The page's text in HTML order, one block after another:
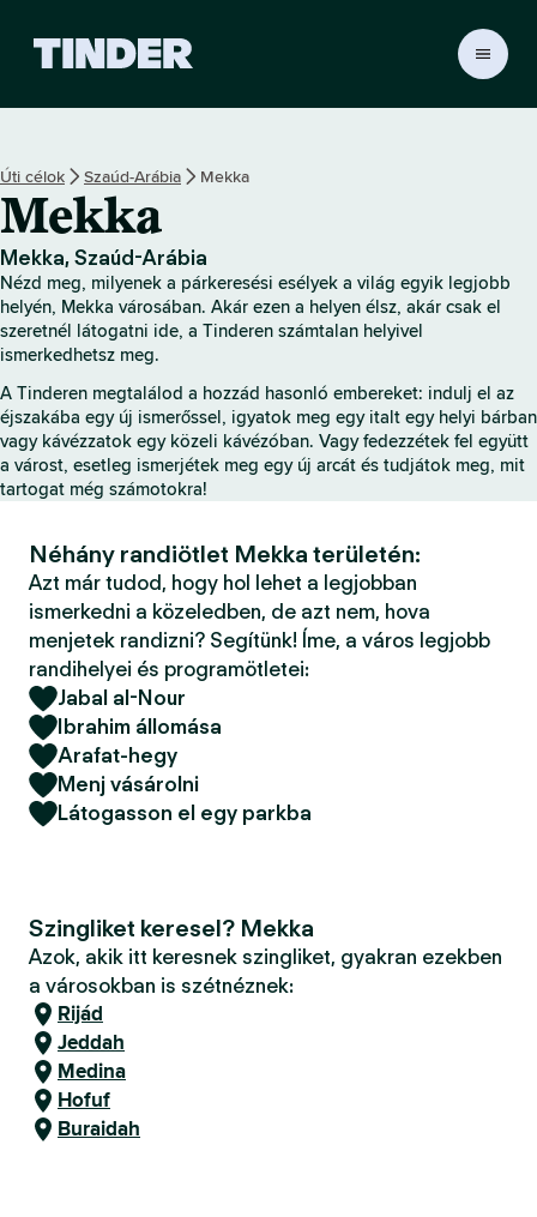
r
z
d
ő
o
a
l
Úti célok Szaúd-Arábia Mekka
Mekka
Mekka, Szaúd-Arábia
Nézd meg, milyenek a párkeresési esélyek a világ egyik legjobb
helyén, Mekka városában. Akár ezen a helyen élsz, akár csak el
szeretnél látogatni ide, a Tinderen számtalan helyivel
ismerkedhetsz meg.
A Tinderen megtalálod a hozzád hasonló embereket: indulj el az
éjszakába egy új ismerőssel, igyatok meg egy italt egy helyi bárban
vagy kávézzatok egy közeli kávézóban. Vagy fedezzétek fel együtt
a várost, esetleg ismerjétek meg egy új arcát és tudjátok meg, mit
tartogat még számotokra!
Néhány randiötlet Mekka területén:
Azt már tudod, hogy hol lehet a legjobban
ismerkedni a közeledben, de azt nem, hova
menjetek randizni? Segítünk! Íme, a város legjobb
randihelyei és programötletei:
Jabal al-Nour
Ibrahim állomása
Arafat-hegy
Menj vásárolni
Látogasson el egy parkba
Szingliket keresel? Mekka
Azok, akik itt keresnek szingliket, gyakran ezekben
a városokban is szétnéznek:
Rijád
Jeddah
Medina
Hofuf
Buraidah